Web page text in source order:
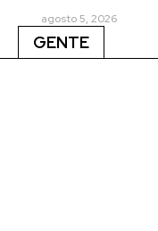
agosto 5, 2026
GENTE